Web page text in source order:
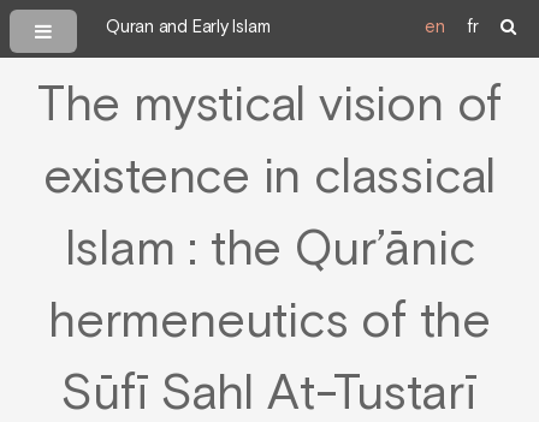
Quran and Early Islam en fr
The mystical vision of
existence in classical
Islam : the Qur’ānic
hermeneutics of the
Sūfī Sahl At-Tustarī